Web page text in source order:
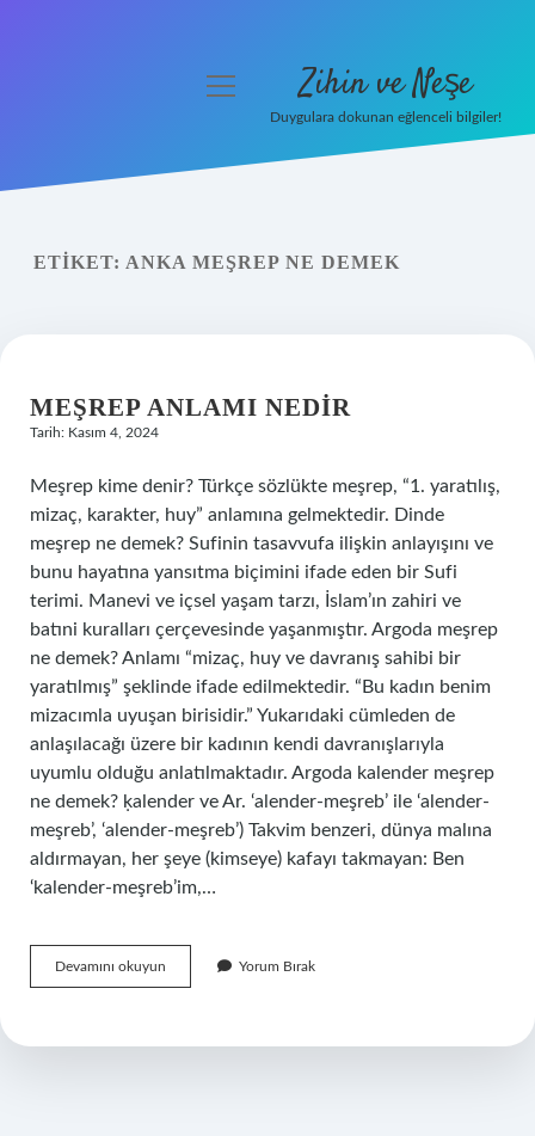
Yasal Uyarı
menüyü
Zihin ve Neşe
Duygulara dokunan eğlenceli bilgiler!
ETIKET: ANKA MEŞREP NE DEMEK
MEŞREP ANLAMI NEDIR
Tarih: Kasım 4, 2024
Meşrep kime denir? Türkçe sözlükte meşrep, “1. yaratılış,
mizaç, karakter, huy” anlamına gelmektedir. Dinde
meşrep ne demek? Sufinin tasavvufa ilişkin anlayışını ve
bunu hayatına yansıtma biçimini ifade eden bir Sufi
terimi. Manevi ve içsel yaşam tarzı, İslam’ın zahiri ve
batıni kuralları çerçevesinde yaşanmıştır. Argoda meşrep
ne demek? Anlamı “mizaç, huy ve davranış sahibi bir
yaratılmış” şeklinde ifade edilmektedir. “Bu kadın benim
mizacımla uyuşan birisidir.” Yukarıdaki cümleden de
anlaşılacağı üzere bir kadının kendi davranışlarıyla
uyumlu olduğu anlatılmaktadır. Argoda kalender meşrep
ne demek? ḳalender ve Ar. ‘alender-meşreb’ ile ‘alender-
meşreb’, ‘alender-meşreb’) Takvim benzeri, dünya malına
aldırmayan, her şeye (kimseye) kafayı takmayan: Ben
‘kalender-meşreb’im,…
Devamını okuyun
Anlamı
Yorum Bırak